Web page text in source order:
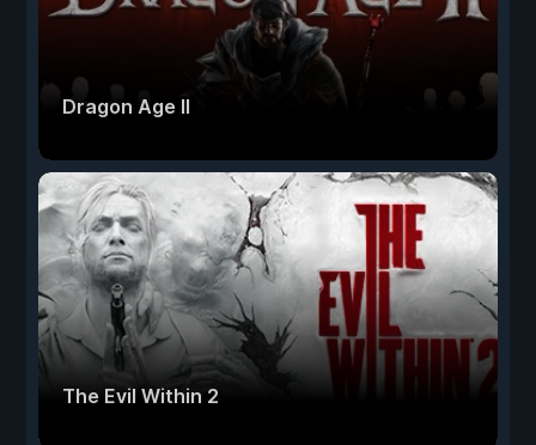
Dragon Age II
The Evil Within 2